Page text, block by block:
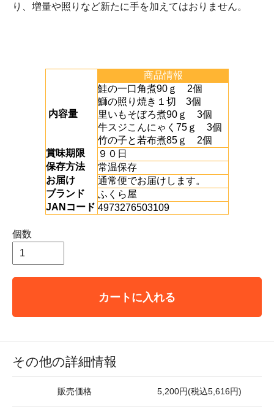
り、増量や照りなど新たに手を加えてはおりません。
商品情報
内容量
鮭の一口角煮90ｇ 2個
鰤の照り焼き１切 3個
里いもそぼろ煮90ｇ 3個
牛スジこんにゃく75ｇ 3個
竹の子と若布煮85ｇ 2個
賞味期限
９０日
保存方法
常温保存
お届け
通常便でお届けします。
ブランド
ふくら屋
JANコード 4973276503109
個数
カートに入れる
その他の詳細情報
販売価格 5,200円(税込5,616円)